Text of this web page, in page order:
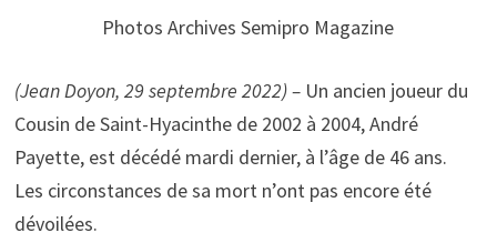
Photos Archives Semipro Magazine
(Jean Doyon, 29 septembre 2022) –Un ancien joueur du
Cousin de Saint-Hyacinthe de 2002 à 2004, André
Payette, est décédé mardi dernier, à l’âge de 46 ans.
Les circonstances de sa mort n’ont pas encore été
dévoilées.